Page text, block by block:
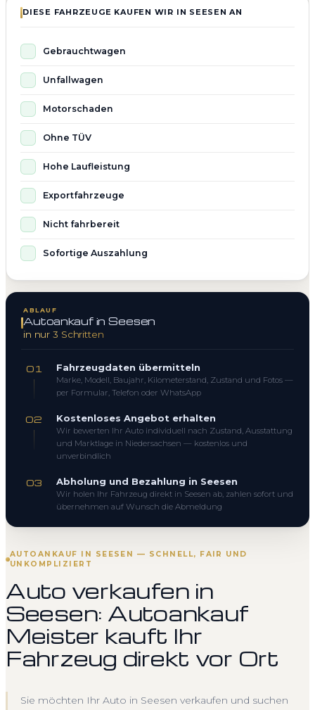
AUTOANKAUF IN SEESEN — SCHNELL, FAIR UND
UNKOMPLIZIERT
Auto verkaufen in
Seesen: Autoankauf
Meister kauft Ihr
Fahrzeug direkt vor Ort
Sie möchten Ihr Auto in Seesen verkaufen und suchen
DIESE FAHRZEUGE KAUFEN WIR IN SEESEN AN
Gebrauchtwagen
Unfallwagen
Motorschaden
Ohne TÜV
Hohe Laufleistung
Exportfahrzeuge
Nicht fahrbereit
Sofortige Auszahlung
ABLAUF
Autoankauf in Seesen
in nur 3 Schritten
01 Fahrzeugdaten übermitteln
Marke, Modell, Baujahr, Kilometerstand, Zustand und Fotos —
per Formular, Telefon oder WhatsApp
02 Kostenloses Angebot erhalten
Wir bewerten Ihr Auto individuell nach Zustand, Ausstattung
und Marktlage in Niedersachsen — kostenlos und
unverbindlich
03 Abholung und Bezahlung in Seesen
Wir holen Ihr Fahrzeug direkt in Seesen ab, zahlen sofort und
übernehmen auf Wunsch die Abmeldung